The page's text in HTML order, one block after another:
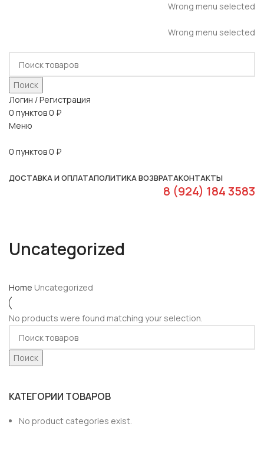
Wrong menu selected
Wrong menu selected
Поиск
Логин / Регистрация
0 пунктов0 ₽
Меню
0 пунктов0 ₽
ДОСТАВКА И ОПЛАТАПОЛИТИКА ВОЗВРАТАКОНТАКТЫ
8 (924) 184 3583
Uncategorized
КАТЕГОРИИ ТОВАРОВ
No product categories exist.
Home Uncategorized
No products were found matching your selection.
Поиск